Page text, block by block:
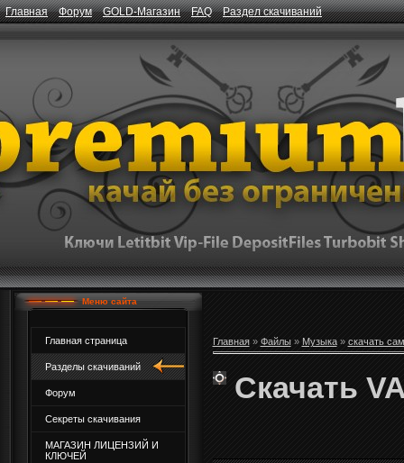
Главная Форум GOLD-Магазин FAQ Раздел скачиваний
Меню сайта
Главная страница
Разделы скачиваний
Форум
Секреты скачивания
МАГАЗИН ЛИЦЕНЗИЙ И
КЛЮЧЕЙ
Главная» Файлы» Музыка» скачать
Скачать